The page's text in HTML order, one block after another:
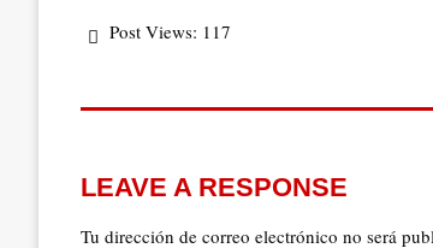
Post Views: 117
LEAVE A RESPONSE
Tu dirección de correo electrónico no será